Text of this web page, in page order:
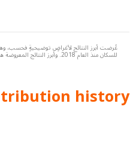
عُرضت أبرز النتائج لأغراضٍ توضيحيةٍ فحسب،
للسكان منذ العام 2018. وأبرز النتائج المعروضة هنا قد لا تعكس الأرقام التي قدمتها الجهات المانحة الحكومية.
history